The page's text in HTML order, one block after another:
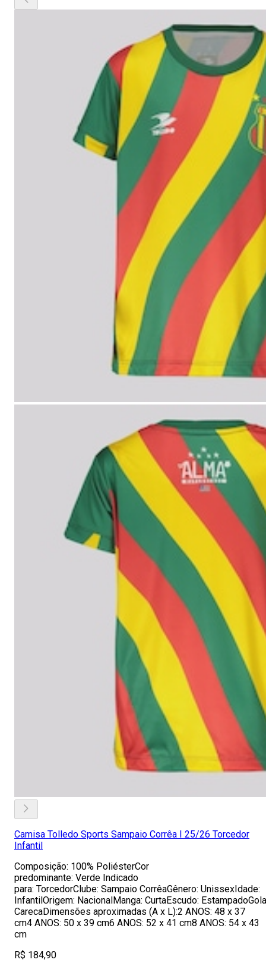
Camisa Tolledo Sports Sampaio Corrêa I 25/26 Torcedor
Infantil
Composição: 100% PoliésterCor
predominante: Verde Indicado
para: TorcedorClube: Sampaio CorrêaGênero: UnissexIdade:
InfantilOrigem: NacionalManga: CurtaEscudo:
CarecaDimensões aproximadas (A x L):2 ANOS: 48 x 37
cm4 ANOS: 50 x 39 cm6 ANOS: 52 x 41 cm8 ANOS: 54 x 43
cm
R$ 184,90